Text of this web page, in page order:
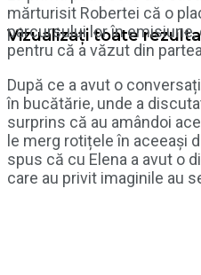
Vizualizați toate
mărturisit Robertei că o
parcursului lor în emisiune,
pentru că a văzut din
După ce a avut o
în bucătărie, unde a
surprins că au amândoi
le merg rotițele în aceeași
spus că cu Elena a avut o
care au privit imaginile au